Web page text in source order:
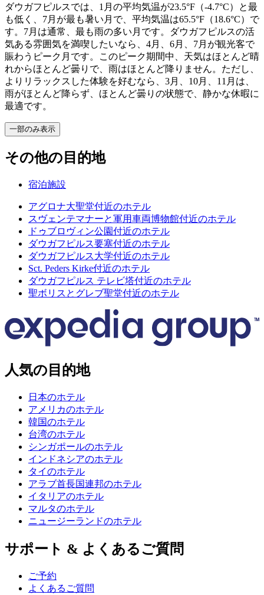
ダウガフピルスでは、1月の平均気温が23.5°F（-4.7°C）と最
も低く、7月が最も暑い月で、平均気温は65.5°F（18.6°C）で
す。7月は通常、最も雨の多い月です。ダウガフピルスの活
気ある雰囲気を満喫したいなら、4月、6月、7月が観光客で
賑わうピーク月です。このピーク期間中、天気はほとんど晴
れからほとんど曇りで、雨はほとんど降りません。ただし、
よりリラックスした体験を好むなら、3月、10月、11月は、
雨がほとんど降らず、ほとんど曇りの状態で、静かな休暇に
最適です。
一部のみ表示
その他の目的地
宿泊施設
アグロナ大聖堂付近のホテル
スヴェンテマナーと軍用車両博物館付近のホテル
ドゥブロヴィン公園付近のホテル
ダウガフピルス要塞付近のホテル
ダウガフピルス大学付近のホテル
Sct. Peders Kirke付近のホテル
ダウガフピルス テレビ塔付近のホテル
聖ボリスとグレブ聖堂付近のホテル
人気の目的地
日本のホテル
アメリカのホテル
韓国のホテル
台湾のホテル
シンガポールのホテル
インドネシアのホテル
タイのホテル
アラブ首長国連邦のホテル
イタリアのホテル
マルタのホテル
ニュージーランドのホテル
サポート & よくあるご質問
ご予約
よくあるご質問